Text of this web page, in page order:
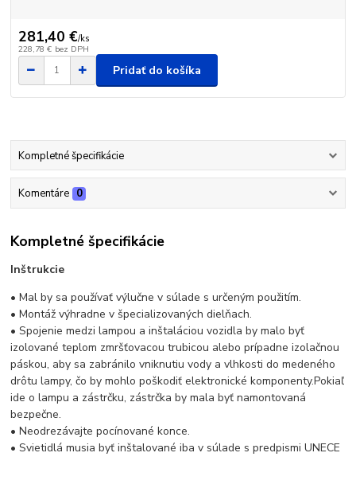
281,40 €/ks
228,78 € bez DPH
Pridať do košíka
Kompletné špecifikácie
Komentáre 0
Kompletné špecifikácie
Inštrukcie
• Mal by sa používať výlučne v súlade s určeným použitím.
• Montáž výhradne v špecializovaných dielňach.
• Spojenie medzi lampou a inštaláciou vozidla by malo byť
izolované teplom zmršťovacou trubicou alebo prípadne izolačnou
páskou, aby sa zabránilo vniknutiu vody a vlhkosti do medeného
drôtu lampy, čo by mohlo poškodiť elektronické komponenty.Pokiaľ
ide o lampu a zástrčku, zástrčka by mala byť namontovaná
bezpečne.
• Neodrezávajte pocínované konce.
• Svietidlá musia byť inštalované iba v súlade s predpismi UNECE